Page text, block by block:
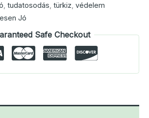
tudatosodás türkiz védelem
Jó
Safe Checkout